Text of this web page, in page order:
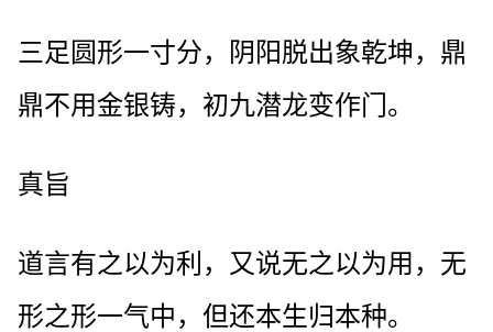
三足圆形一寸分，阴阳脱出象乾坤，鼎
鼎不用金银铸，初九潜龙变作门。
真旨
道言有之以为利，又说无之以为用，无
形之形一气中，但还本生归本种。